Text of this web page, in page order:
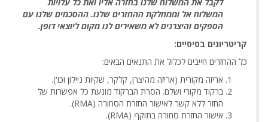
המשלוח אל וממחלקת ההחזרים שלנו. ההסכמים שלנו עם
הספקים והיצרנים לא משאירים לנו מקום ליוצאי דופן.
קריטריונים בסיסיים:
כל ההחזרים חייבים לכלול את התנאים הבאים:
אריזה מקורית (אריזה מהיצרן, קלקר, שקיות ניילון וכו').
ברקוד מקורי ושלם. הסרת הברקוד מונעת כל אפשרות של
החזר ללא קשר לאישור החזרת הסחורה (RMA).
אישור החזרת סחורה בתוקף (RMA).